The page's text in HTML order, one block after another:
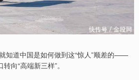
知道中国是如何做到这“惊人”顺差的——
向“高端新三样”。